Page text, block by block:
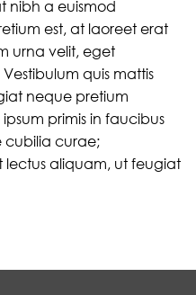
nibh a euismod
est, at laoreet erat
urna velit, eget
quis mattis
neque pretium
primis in faucibus
cubilia curae;
lectus aliquam, ut feugiat